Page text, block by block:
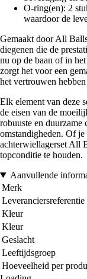
O-ring(en): 2
waardoor de
Gemaakt door All
diegenen die de
nu op de baan of in
zorgt het voor een
het vertrouwen
Elk element van deze
de eisen van de
robuuste en duurzame
omstandigheden. Of
achterwiellagerset All
topconditie te houden.
Aanvullende
Merk
Leveranciersreferentie
Kleur
Kleur
Geslacht
Leeftijdsgroep
Hoeveelheid per